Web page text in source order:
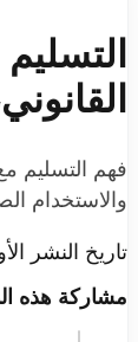
والاستخدام
تاريخ النشر الأول:
مشاركة هذه